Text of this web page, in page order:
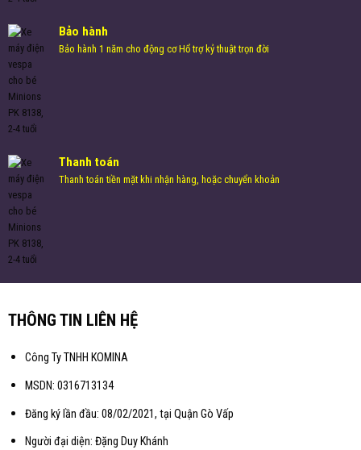
Bảo hành
Bảo hành 1 năm cho động cơ Hổ trợ kỷ thuật trọn đời
Thanh toán
Thanh toán tiền mặt khi nhận hàng, hoặc chuyển khoản
THÔNG TIN LIÊN HỆ
Công Ty TNHH KOMINA
MSDN: 0316713134
Đăng ký lần đầu: 08/02/2021, tại Quận Gò Vấp
Người đại diện: Đặng Duy Khánh